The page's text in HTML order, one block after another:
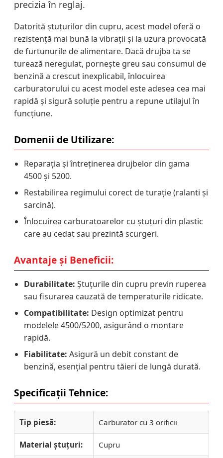
precizia în reglaj.
Datorită ștuțurilor din cupru, acest model oferă o
rezistență mai bună la vibrații și la uzura provocată
de furtunurile de alimentare. Dacă drujba ta se
turează neregulat, pornește greu sau consumul de
benzină a crescut inexplicabil, înlocuirea
carburatorului cu acest model este adesea cea mai
rapidă și sigură soluție pentru a repune utilajul în
funcțiune.
Domenii de Utilizare:
Reparația și întreținerea drujbelor din gama
4500 și 5200.
Restabilirea regimului corect de turație (ralanti și
sarcină).
Înlocuirea carburatoarelor cu ștuțuri din plastic
care au cedat sau prezintă scurgeri.
Avantaje și Beneficii:
Durabilitate: Ștuțurile din cupru previn ruperea
sau fisurarea cauzată de temperaturile ridicate.
Compatibilitate: Design optimizat pentru
modelele 4500/5200, asigurând o montare
rapidă.
Fiabilitate: Asigură un debit constant de
benzină, esențial pentru tăieri de lungă durată.
Specificații Tehnice:
Tip piesă: Carburator cu 3 orificii
Material ștuțuri: Cupru